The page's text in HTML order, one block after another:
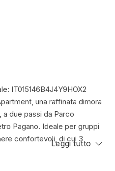
IT015146B4J4Y9HOX2
una raffinata dimora
a due passi da Parco
Pagano. Ideale per gruppi
confortevoli, di cui 3
Leggi tutto